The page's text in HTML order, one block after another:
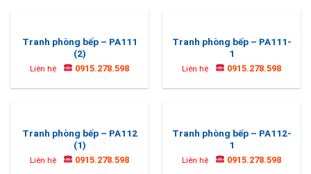
Tranh phòng bếp – PA111
(2)
Liên hệ 0915.278.598
Tranh phòng bếp – PA111-
1
Liên hệ 0915.278.598
Tranh phòng bếp – PA112
(1)
Liên hệ 0915.278.598
Tranh phòng bếp – PA112-
1
Liên hệ 0915.278.598